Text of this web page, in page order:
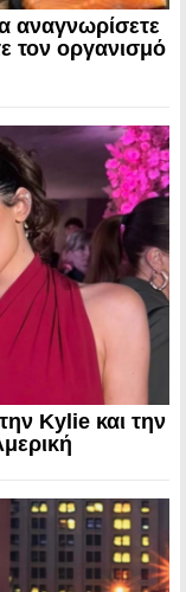
αναγνωρίσετε
τον οργανισμό
Kylie και την